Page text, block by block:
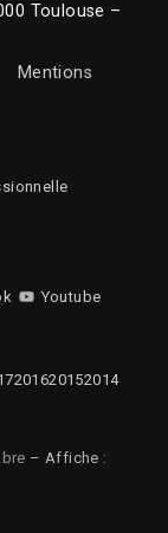
Toulouse –
Mentions
Youtube
201620152014
– Affiche :